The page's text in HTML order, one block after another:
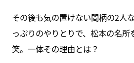
その後も気の置けない間柄の2人
っぷりのやりとりで、松本の名
笑。一体その理由とは？